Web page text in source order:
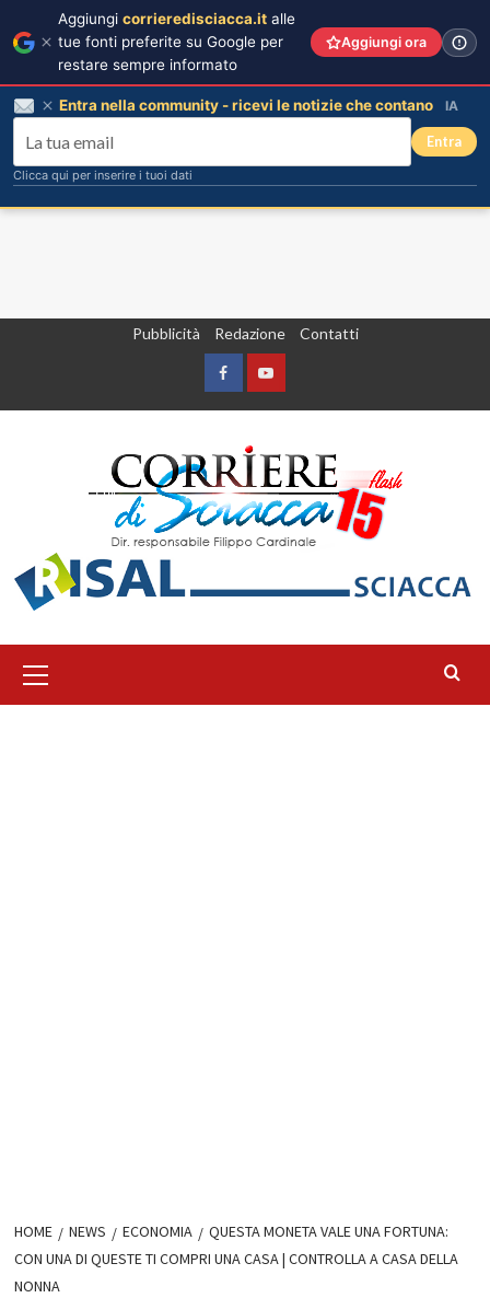
Pubblicità Redazione Contatti
FacebookYountube
principale
HOME NEWS ECONOMIA
QUESTA MONETA VALE UNA FORTUNA:
CON UNA DI QUESTE TI COMPRI UNA CASA | CONTROLLA A CASA DELLA
NONNA
Aggiungi corrieredisciacca.it alle
tue fonti preferite su Google per
restare sempre informato
Aggiungi ora
Entra nella community - ricevi le notizie che contano IA
Entra
Clicca qui per inserire i tuoi dati